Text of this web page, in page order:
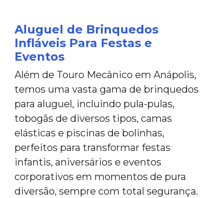
Aluguel de Brinquedos
Infláveis Para Festas e
Eventos
Além de Touro Mecânico em Anápolis,
temos uma vasta gama de brinquedos
para aluguel, incluindo pula-pulas,
tobogãs de diversos tipos, camas
elásticas e piscinas de bolinhas,
perfeitos para transformar festas
infantis, aniversários e eventos
corporativos em momentos de pura
diversão, sempre com total segurança.